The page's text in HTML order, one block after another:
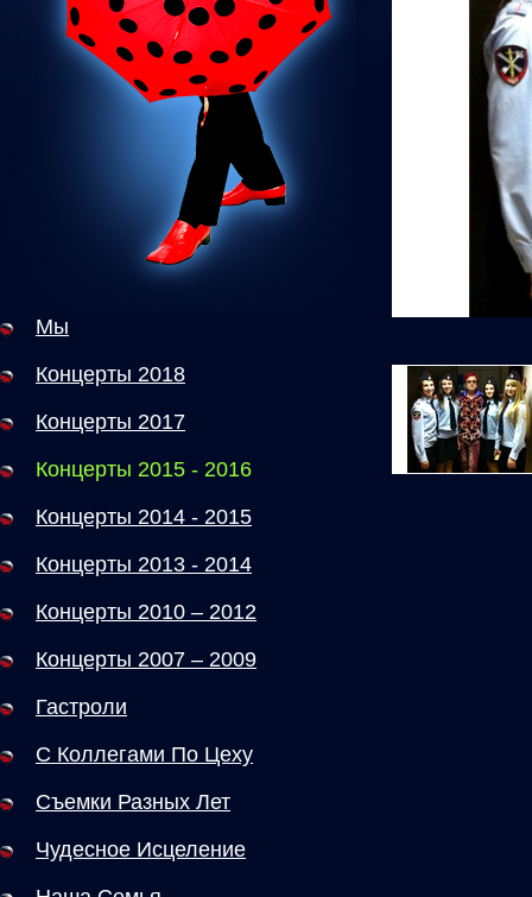
Мы
Концерты 2018
Концерты 2017
Концерты 2015 - 2016
Концерты 2014 - 2015
Концерты 2013 - 2014
Концерты 2010 – 2012
Концерты 2007 – 2009
Гастроли
С Коллегами По Цеху
Съемки Разных Лет
Чудесное Исцеление